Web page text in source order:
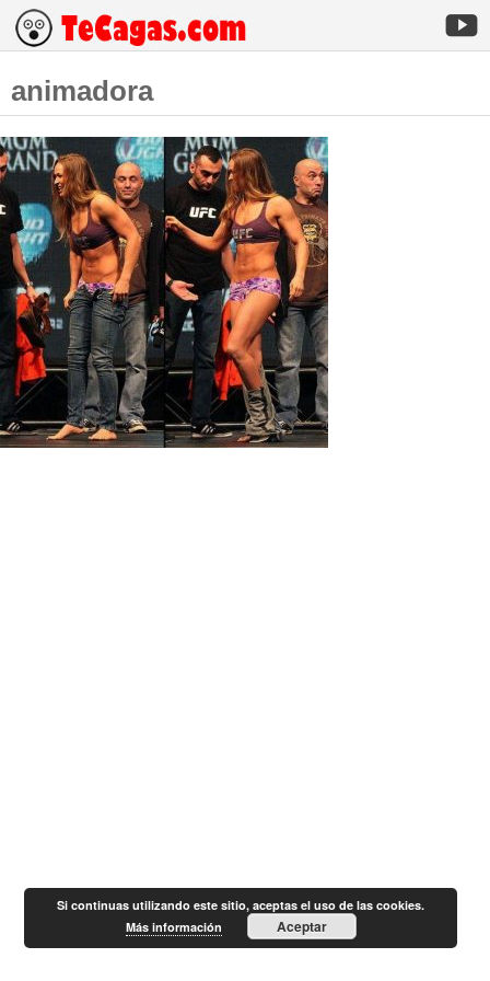
animadora
Si continuas utilizando este sitio, aceptas el uso de las cookies.
Más información
Aceptar